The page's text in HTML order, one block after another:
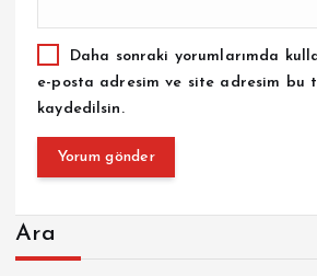
Daha sonraki yorumlarımda
e-posta adresim ve site adresim bu
kaydedilsin.
Ara